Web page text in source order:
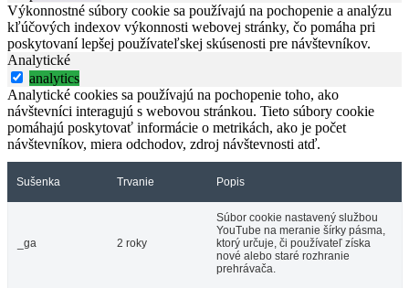
Výkonnostné súbory cookie sa používajú na pochopenie a analýzu
kľúčových indexov výkonnosti webovej stránky, čo pomáha pri
poskytovaní lepšej používateľskej skúsenosti pre návštevníkov.
Analytické
analytics
Analytické cookies sa používajú na pochopenie toho, ako
návštevníci interagujú s webovou stránkou. Tieto súbory cookie
pomáhajú poskytovať informácie o metrikách, ako je počet
návštevníkov, miera odchodov, zdroj návštevnosti atď.
Sušenka Trvanie Popis
_ga 2 roky
Súbor cookie nastavený službou
YouTube na meranie šírky pásma,
ktorý určuje, či používateľ získa
nové alebo staré rozhranie
prehrávača.